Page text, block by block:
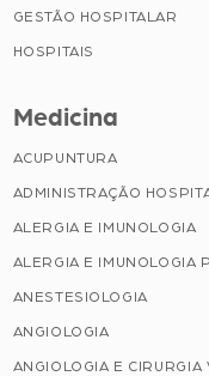
GESTÃO HOSPITALAR
HOSPITAIS
Medicina
ACUPUNTURA
ADMINISTRAÇÃO
ALERGIA E IMUNOLOGIA
ALERGIA E IMUNOLOGIA
ANESTESIOLOGIA
ANGIOLOGIA
ANGIOLOGIA E CIRURGIA